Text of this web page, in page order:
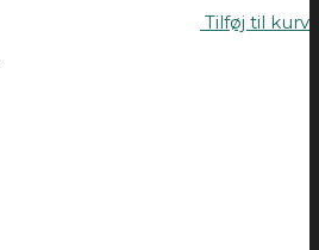
Tilføj til kurv